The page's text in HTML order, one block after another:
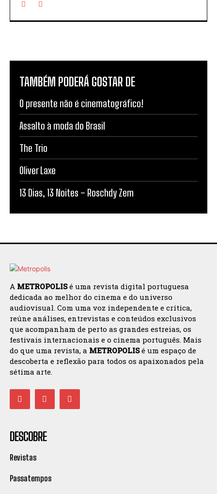
TAMBÉM PODERÁ GOSTAR DE
O presente não é cinematográfico!
Assalto à moda do Brasil
The Trio
Oliver Laxe
13 Dias, 13 Noites – Roschdy Zem
A METROPOLISé uma revista digital portuguesa
dedicada ao melhor do cinema e do universo
audiovisual. Com uma voz independente e crítica,
reúne análises, entrevistas e conteúdos exclusivos
que acompanham de perto as grandes estreias, os
festivais internacionais e o cinema português. Mais
do que uma revista, a METROPOLISé um espaço de
descoberta e reflexão para todos os apaixonados pela
sétima arte.
DESCOBRE
Revistas
Passatempos